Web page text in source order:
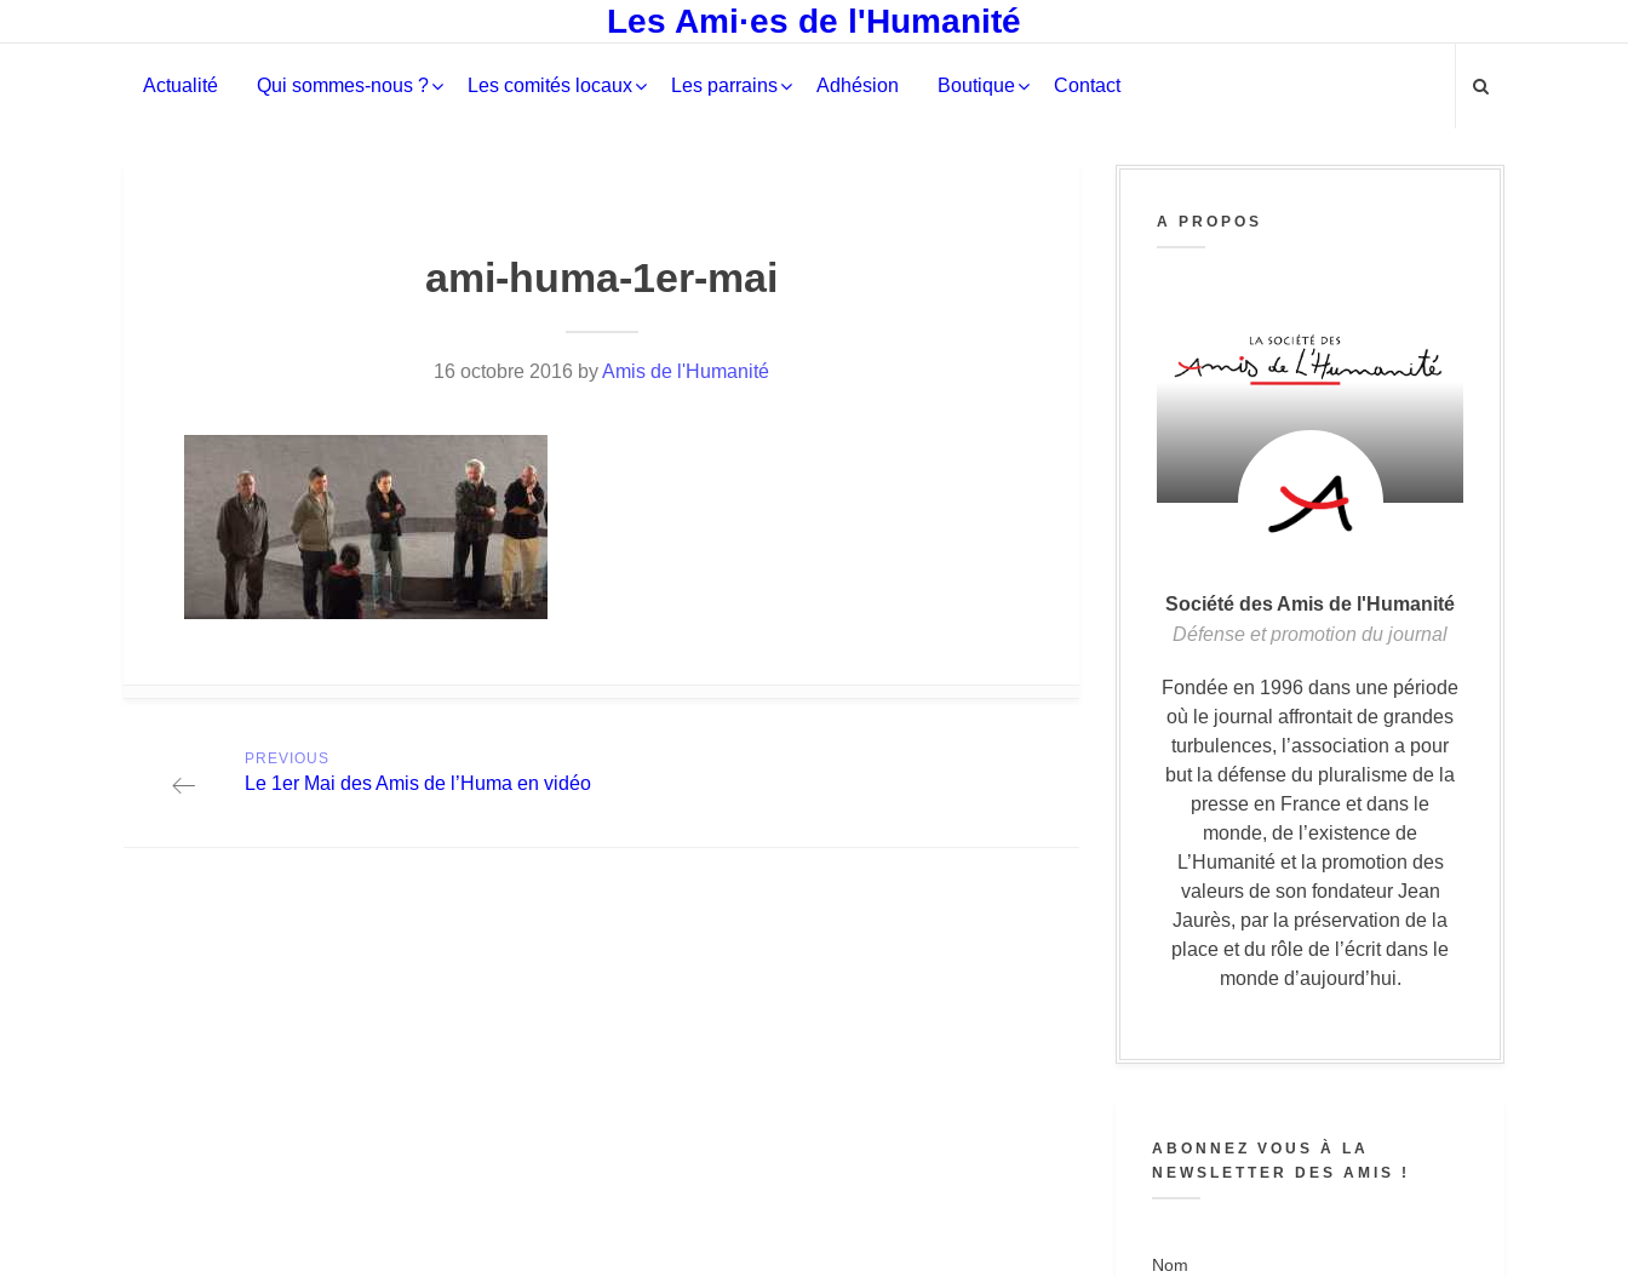
Les Ami·es de l'Humanité
Actualité Qui sommes-nous ? Les comités locaux Les parrains Adhésion Boutique Contact
ami-huma-1er-mai
16 octobre 2016 byAmis de l'Humanité
navigation
PREVIOUS
Previous
Le 1er Mai des Amis de l’Huma en vidéo
A PROPOS
Société des Amis de l'Humanité
Défense et promotion du journal
Fondée en 1996 dans une période
où le journal affrontait de grandes
turbulences, l’association a pour
but la défense du pluralisme de la
presse en France et dans le
monde, de l’existence de
L’Humanité et la promotion des
valeurs de son fondateur Jean
Jaurès, par la préservation de la
place et du rôle de l’écrit dans le
monde d’aujourd’hui.
ABONNEZ VOUS À LA
NEWSLETTER DES AMIS !
Nom